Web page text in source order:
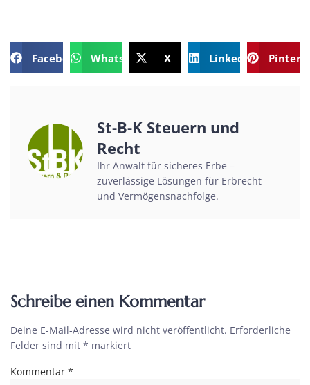
Facebook WhatsApp X LinkedIn
St-B-K Steuern und
Recht
Ihr Anwalt für sicheres Erbe –
zuverlässige Lösungen für Erbrecht
und Vermögensnachfolge.
Schreibe einen Kommentar
Deine E-Mail-Adresse wird nicht veröffentlicht. Erforderliche
Felder sind mit * markiert
Kommentar *